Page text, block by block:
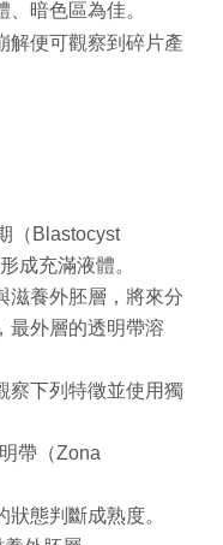
、暗色區為佳。
解便可觀察到碎片產
（ Blastocyst
成充滿液體。
滋養外胚層，將來分
最外層的透明帶溶
察下列特徵並使用獨
帶（Zona
態判斷成熟度。